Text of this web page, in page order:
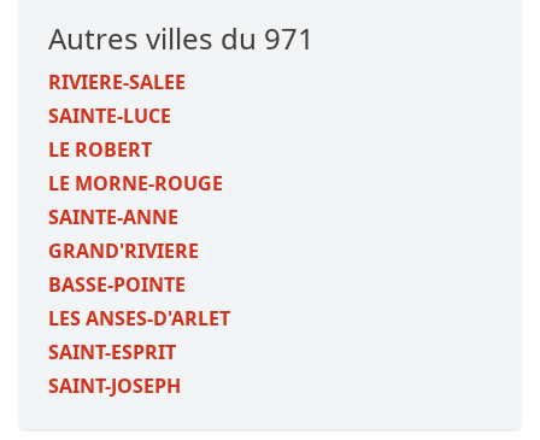
Autres villes du 971
RIVIERE-SALEE
SAINTE-LUCE
LE ROBERT
LE MORNE-ROUGE
SAINTE-ANNE
GRAND'RIVIERE
BASSE-POINTE
LES ANSES-D'ARLET
SAINT-ESPRIT
SAINT-JOSEPH